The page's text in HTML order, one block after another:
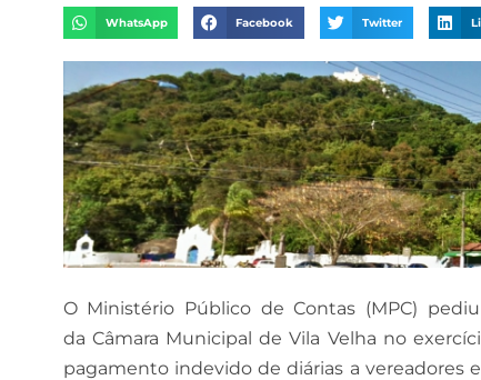
WhatsApp Facebook Twitter
O Ministério Público de Contas (MPC)
da Câmara Municipal de Vila Velha no
pagamento indevido de diárias a vereadores